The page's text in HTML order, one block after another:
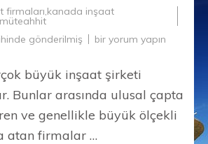
firmaları,kanada inşaat
gönderilmiş Kanada’da
birçok
inşaat
şirketi
bulunmaktadır
için
bir yorum yapın
büyük inşaat şirketi
Bunlar arasında ulusal çapta
ve genellikle büyük ölçekli
atan firmalar …